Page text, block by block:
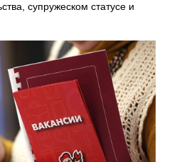
супружеском статусе и